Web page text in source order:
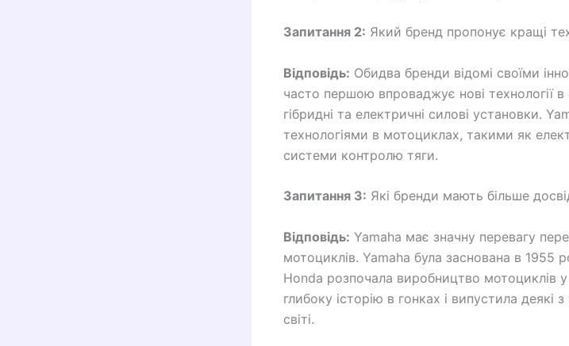
Запитання 2: Який бренд пропонує кращі
Відповідь: Обидва бренди відомі своїми
часто першою впроваджує нові технології в
гібридні та електричні силові установки.
технологіями в мотоциклах, такими як
системи контролю тяги.
Запитання 3: Які бренди мають більше
Відповідь: Yamaha має значну перевагу
мотоциклів. Yamaha була заснована в 1955
Honda розпочала виробництво мотоциклів
глибоку історію в гонках і випустила деякі
світі.